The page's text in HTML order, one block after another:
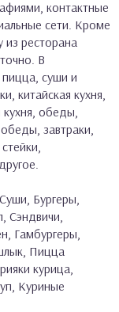
контактные
сети. Кроме
из ресторана
В
суши и
китайская кухня,
обеды,
завтраки,
Бургеры,
Сэндвичи,
Гамбургеры,
Пицца
курица,
Куриные